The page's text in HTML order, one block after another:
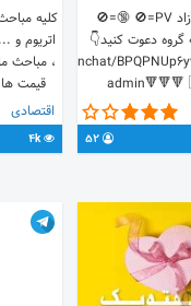
اينجا همه چيز آزاد PV=🚫 🔞=🚫
گروه دعوت كنيد👇
t.me/joinchat/
admin🔻🔻🔻
کلیه
اتریوم و
، مباحث
قیمت
تحلیل
اقتصادی
4k